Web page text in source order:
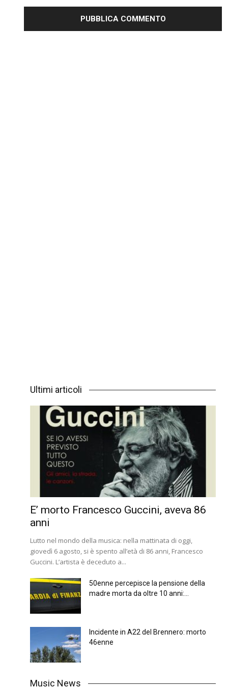
Ultimi articoli
E’ morto Francesco Guccini, aveva 86
anni
Lutto nel mondo della musica: nella mattinata di oggi,
giovedì 6 agosto, si è spento all’età di 86 anni, Francesco
Guccini. L’artista è deceduto a...
50enne percepisce la pensione della
madre morta da oltre 10 anni:...
Incidente in A22 del Brennero: morto
46enne
Music News